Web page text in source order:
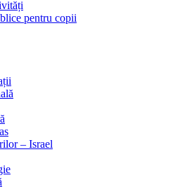
pentru copii
– Israel